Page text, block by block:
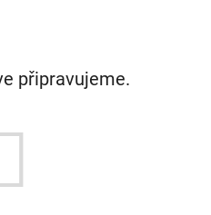
připravujeme.